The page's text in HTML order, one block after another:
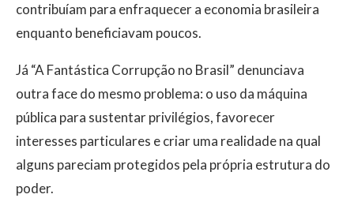
contribuíam para enfraquecer a economia brasileira
enquanto beneficiavam poucos.
Já “A Fantástica Corrupção no Brasil” denunciava
outra face do mesmo problema: o uso da máquina
pública para sustentar privilégios, favorecer
interesses particulares e criar uma realidade na qual
alguns pareciam protegidos pela própria estrutura do
poder.